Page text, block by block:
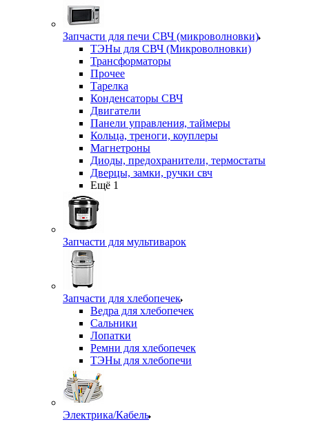
Запчасти для печи СВЧ (микроволновки)
ТЭНы для СВЧ (Микроволновки)
Трансформаторы
Прочее
Тарелка
Конденсаторы СВЧ
Двигатели
Панели управления, таймеры
Кольца, треноги, коуплеры
Магнетроны
Диоды, предохранители, термостаты
Дверцы, замки, ручки свч
Ещё 1
Запчасти для мультиварок
Запчасти для хлебопечек
Ведра для хлебопечек
Сальники
Лопатки
Ремни для хлебопечек
ТЭНы для хлебопечи
Электрика/Кабель